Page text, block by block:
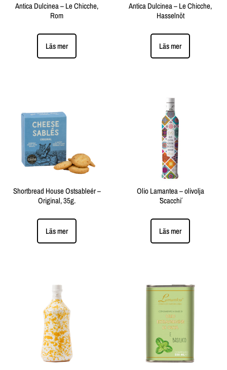
Antica Dulcinea – Le Chicche,
Rom
Läs mer
Antica Dulcinea – Le Chicche,
Hasselnöt
Läs mer
Shortbread House Ostsableér –
Original, 35g.
Läs mer
Olio Lamantea – olivolja
´Scacchi´
Läs mer